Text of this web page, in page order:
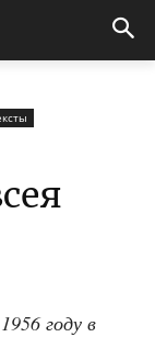
году в